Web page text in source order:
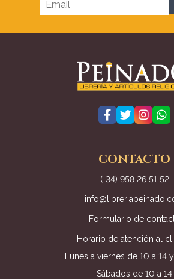
CONTACTO
(+34) 958 26 51 52
Formulario de
Horario de atención al
Lunes a viernes de 10 a 14
Sábados de 10 a 14